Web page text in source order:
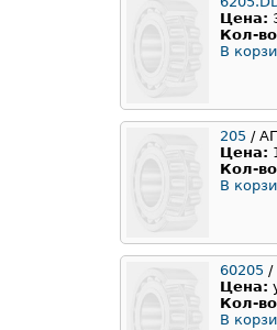
Цена:
Кол-
В
205 /
Цена:
Кол-
В
60205 /
Цена:
Кол-
В